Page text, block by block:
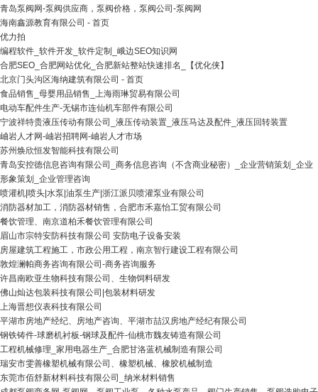
青岛泵阀网-泵阀供应商，泵阀价格，泵阀公司-泵阀网
海南鑫源教育有限公司 - 首页
优力拍
编程软件_软件开发_软件定制_峨边SEO知识网
合肥SEO_合肥网站优化_合肥新站整站快速排名_【优化侠】
北京门头沟区海纳建筑有限公司 - 首页
食品销售_母婴用品销售_上海雨琳贸易有限公司
电动车配件生产-无锡市连仙机车部件有限公司
宁波祥特贵液压传动有限公司_液压传动装置_液压马达及配件_液压回转装置
岫岩人才网-岫岩招聘网-岫岩人才市场
苏州焕欣恒发智能科技有限公司
青岛安控德信息咨询有限公司_商务信息咨询（不含商业秘密）_企业营销策划_企业
形象策划_企业管理咨询
喷灌机|喷头|水泵|油泵生产|浙江派贝喷灌泵业有限公司
消防器材加工，消防器材销售，合肥市禾嘉怡工贸有限公司
餐饮管理、南京道柏禾餐饮管理有限公司
眉山市宗特安防科技有限公司 安防电子设备安装
房屋建筑工程施工，市政公用工程，南京智行建设工程有限公司
敦煌澜帕商务咨询有限公司-商务咨询服务
许昌南欧亚生物科技有限公司、生物饲料研发
佛山灿达包装科技有限公司|包装材料研发
上海晋想仪表科技有限公司
平湖市房地产经纪、房地产咨询、平湖市喆汉房地产经纪有限公司
钢铁铸件-球磨机衬板-钢球及配件-仙桃市魏友铸造有限公司
工程机械修理_家用电器生产_合肥甘洛蓝机械制造有限公司
瑞安市雯善橡塑机械有限公司、橡塑机械、橡胶机械制造
东莞市佰舒新材料科技有限公司_纳米材料销售